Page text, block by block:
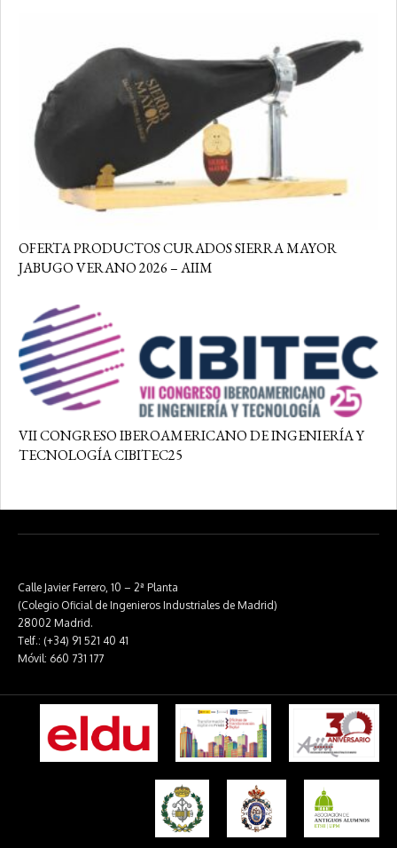
OFERTA PRODUCTOS CURADOS SIERRA MAYOR
JABUGO VERANO 2026 – AIIM
VII CONGRESO IBEROAMERICANO DE INGENIERÍA Y
TECNOLOGÍA CIBITEC25
Calle Javier Ferrero, 10 – 2ª Planta
(Colegio Oficial de Ingenieros Industriales de Madrid)
28002 Madrid.
Telf.: (+34) 91 521 40 41
Móvil: 660 731 177